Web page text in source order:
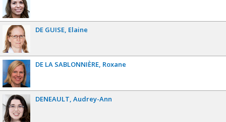
DE GUISE Elaine
DE LA SABLONNIÈRE Roxane
DENEAULT Audrey-Ann